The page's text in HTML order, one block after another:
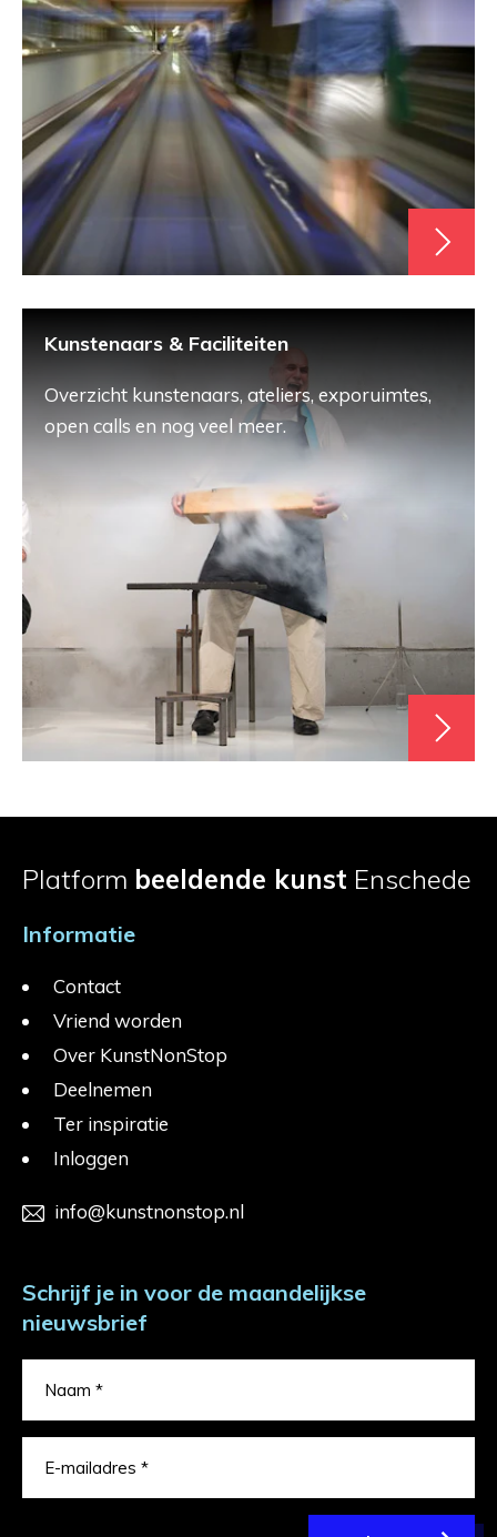
Kunstenaars & Faciliteiten
Overzicht kunstenaars, ateliers, exporuimtes,
open calls en nog veel meer.
Platform beeldende kunst Enschede
Informatie
Contact
Vriend worden
Over KunstNonStop
Deelnemen
Ter inspiratie
Inloggen
info@kunstnonstop.nl
Schrijf je in voor de maandelijkse
nieuwsbrief